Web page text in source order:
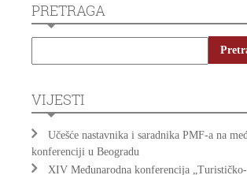
PRETRAGA
VIJESTI
Učešće nastavnika i saradnika PMF-a na
konferenciji u Beogradu
XIV Međunarodna konferencija